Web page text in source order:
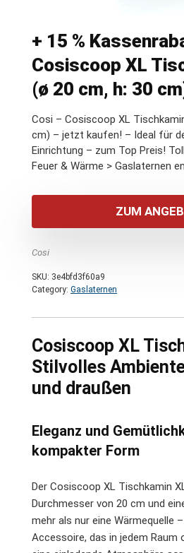
+ 15 %
Cosiscoop XL
(ø 20 cm, h: 30
Cosi – Cosiscoop XL
cm) – jetzt kaufen! – Ideal für
Einrichtung – zum Top Preis!
Feuer & Wärme > Gaslaternen
ZUM
Cosi
SKU: 3e4bfd3f60a9
Category: Gaslaternen
Cosiscoop XL
Stilvolles
und draußen
Eleganz und
kompakter Form
Der Cosiscoop XL Tischkamin
Durchmesser von 20 cm und
mehr als nur eine Wärmequelle
Accessoire, das in jedem Raum